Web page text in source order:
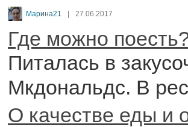
Марина21 27.06.2017
Где можно
Питалась в
Мкдональдс. В
О качестве еды и